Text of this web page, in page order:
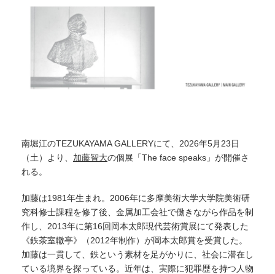
南堀江のTEZUKAYAMA GALLERYにて、2026年5月23日
（土）より、 加藤智大の個展「The face speaks」が開催さ
れる。
加藤は1981年生まれ。2006年に多摩美術大学大学院美術研
究科修士課程を修了後、金属加工会社で働きながら作品を制
作し、2013年に第16回岡本太郎現代芸術賞展にて発表した
《鉄茶室轍亭》（2012年制作）が岡本太郎賞を受賞した。
加藤は一貫して、鉄という素材を足がかりに、社会に潜在し
ている境界を探っている。近年は、実際に犯罪歴を持つ人物